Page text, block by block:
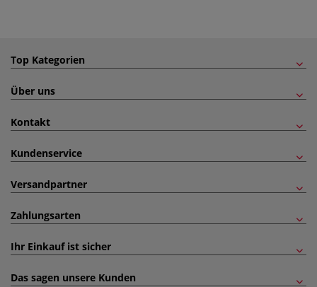
Top Kategorien
Über uns
Kontakt
Kundenservice
Versandpartner
Zahlungsarten
Ihr Einkauf ist sicher
Das sagen unsere Kunden